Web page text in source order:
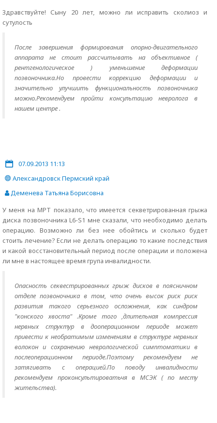
Здравствуйте! Сыну 20 лет, можно ли исправить сколиоз и
сутулость
После завершения формирования опорно-двигательного
аппарата не стоит рассчитывать на объективное (
рентгенологическое ) уменьшение деформации
позвоночника.Но провести коррекцию деформации и
значительно улучшить функциональность позвоночника
можно.Рекомендуем пройти консультацию невролога в
нашем центре .
07.09.2013 11:13
Александровск Пермский край
Деменева Татьяна Борисовна
У меня на МРТ показало, что имеется секветрированная грыжа
диска позвоночника L6-S1 мне сказали, что необходимо делать
операцию. Возможно ли без нее обойтись и сколько будет
стоить лечение? Если не делать операцию то какие последствия
и какой восстановительный период после операции и положена
ли мне в настоящее время група инвалидности.
Опасность секвестрированных грыж дисков в поясничном
отделе позвоночника в том, что очень высок риск риск
развития такого серьезного осложнения, как синдром
"конского хвоста" .Кроме того ,длительная компрессия
нервных структур в дооперационном периоде может
привести к необратимым изменениям в структуре нервных
волокон и сохранению неврологической симптоматики в
послеоперационном периоде.Поэтому рекомендуем не
затягивать с операцией.По поводу инвалидности
рекомендуем проконсультироватьчя в МСЭК ( по месту
жительства).